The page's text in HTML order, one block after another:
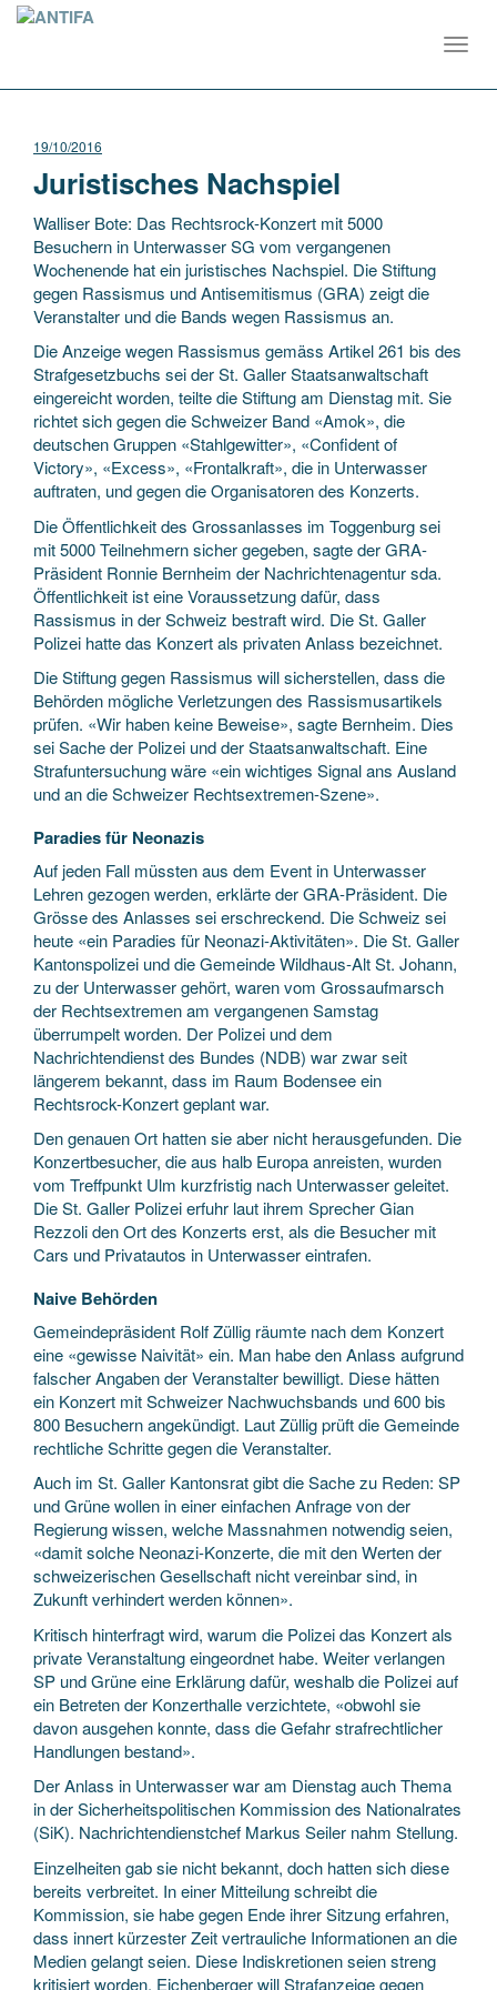
19/10/2016
Juristisches Nachspiel
Walliser Bote: Das Rechtsrock-Konzert mit 5000
Besuchern in Unterwasser SG vom vergangenen
Wochenende hat ein juristisches Nachspiel. Die Stiftung
gegen Rassismus und Antisemitismus (GRA) zeigt die
Veranstalter und die Bands wegen Rassismus an.
Die Anzeige wegen Rassismus gemäss Artikel 261 bis des
Strafgesetzbuchs sei der St. Galler Staatsanwaltschaft
eingereicht worden, teilte die Stiftung am Dienstag mit. Sie
richtet sich gegen die Schweizer Band «Amok», die
deutschen Gruppen «Stahlgewitter», «Confident of
Victory», «Excess», «Frontalkraft», die in Unterwasser
auftraten, und gegen die Organisatoren des Konzerts.
Die Öffentlichkeit des Grossanlasses im Toggenburg sei
mit 5000 Teilnehmern sicher gegeben, sagte der GRA-
Präsident Ronnie Bernheim der Nachrichtenagentur sda.
Öffentlichkeit ist eine Voraussetzung dafür, dass
Rassismus in der Schweiz bestraft wird. Die St. Galler
Polizei hatte das Konzert als privaten Anlass bezeichnet.
Die Stiftung gegen Rassismus will sicherstellen, dass die
Behörden mögliche Verletzungen des Rassismusartikels
prüfen. «Wir haben keine Beweise», sagte Bernheim. Dies
sei Sache der Polizei und der Staatsanwaltschaft. Eine
Strafuntersuchung wäre «ein wichtiges Signal ans Ausland
und an die Schweizer Rechtsextremen-Szene».
Paradies für Neonazis
Auf jeden Fall müssten aus dem Event in Unterwasser
Lehren gezogen werden, erklärte der GRA-Präsident. Die
Grösse des Anlasses sei erschreckend. Die Schweiz sei
heute «ein Paradies für Neonazi-Aktivitäten». Die St. Galler
Kantonspolizei und die Gemeinde Wildhaus-Alt St. Johann,
zu der Unterwasser gehört, waren vom Grossaufmarsch
der Rechtsextremen am vergangenen Samstag
überrumpelt worden. Der Polizei und dem
Nachrichtendienst des Bundes (NDB) war zwar seit
längerem bekannt, dass im Raum Bodensee ein
Rechtsrock-Konzert geplant war.
Den genauen Ort hatten sie aber nicht herausgefunden. Die
Konzertbesucher, die aus halb Europa anreisten, wurden
vom Treffpunkt Ulm kurzfristig nach Unterwasser geleitet.
Die St. Galler Polizei erfuhr laut ihrem Sprecher Gian
Rezzoli den Ort des Konzerts erst, als die Besucher mit
Cars und Privatautos in Unterwasser eintrafen.
Naive Behörden
Gemeindepräsident Rolf Züllig räumte nach dem Konzert
eine «gewisse Naivität» ein. Man habe den Anlass aufgrund
falscher Angaben der Veranstalter bewilligt. Diese hätten
ein Konzert mit Schweizer Nachwuchsbands und 600 bis
800 Besuchern angekündigt. Laut Züllig prüft die Gemeinde
rechtliche Schritte gegen die Veranstalter.
Auch im St. Galler Kantonsrat gibt die Sache zu Reden: SP
und Grüne wollen in einer einfachen Anfrage von der
Regierung wissen, welche Massnahmen notwendig seien,
«damit solche Neonazi-Konzerte, die mit den Werten der
schweizerischen Gesellschaft nicht vereinbar sind, in
Zukunft verhindert werden können».
Kritisch hinterfragt wird, warum die Polizei das Konzert als
private Veranstaltung eingeordnet habe. Weiter verlangen
SP und Grüne eine Erklärung dafür, weshalb die Polizei auf
ein Betreten der Konzerthalle verzichtete, «obwohl sie
davon ausgehen konnte, dass die Gefahr strafrechtlicher
Handlungen bestand».
Der Anlass in Unterwasser war am Dienstag auch Thema
in der Sicherheitspolitischen Kommission des Nationalrates
(SiK). Nachrichtendienstchef Markus Seiler nahm Stellung.
Einzelheiten gab sie nicht bekannt, doch hatten sich diese
bereits verbreitet. In einer Mitteilung schreibt die
Kommission, sie habe gegen Ende ihrer Sitzung erfahren,
dass innert kürzester Zeit vertrauliche Informationen an die
Medien gelangt seien. Diese Indiskretionen seien streng
kritisiert worden. Eichenberger will Strafanzeige gegen